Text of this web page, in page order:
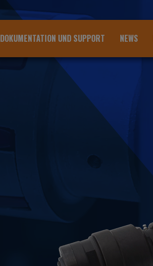
DOKUMENTATION UND SUPPORT NEWS